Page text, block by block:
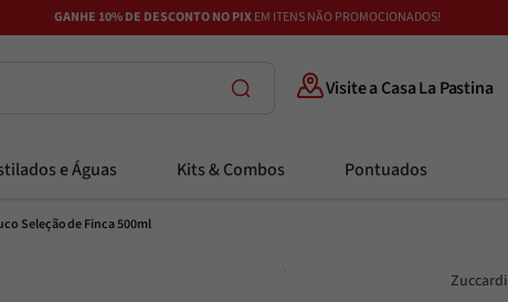
GANHE 10% DE DESCONTO NO PIXEM ITENS NÃO PROMOCIONADOS!
Visite a Casa La Pastina
e Águas Kits & Combos Pontuados
Seleção de Finca 500ml
Zuccardi